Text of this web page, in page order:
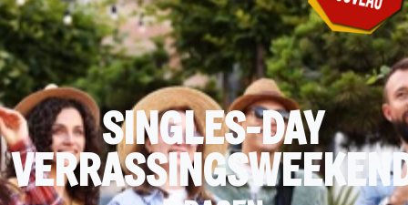
SINGLES-DAY